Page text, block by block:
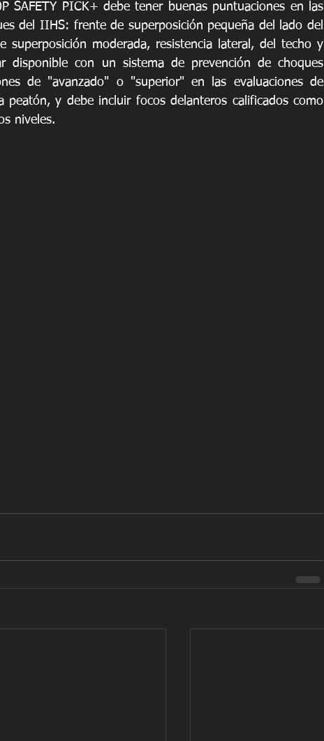
SAFETY PICK+ debe tener buenas puntuaciones en las
del IIHS: frente de superposición pequeña del lado del
superposición moderada, resistencia lateral, del techo y
disponible con un sistema de prevención de choques
de "avanzado" o "superior" en las evaluaciones de
y debe incluir focos delanteros calificados como
niveles.